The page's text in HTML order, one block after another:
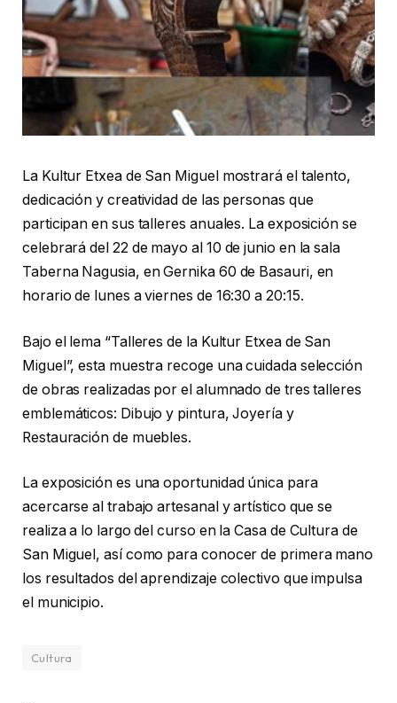
La Kultur Etxea de San Miguel mostrará el talento,
dedicación y creatividad de las personas que
participan en sus talleres anuales. La exposición se
celebrará del 22 de mayo al 10 de junio en la sala
Taberna Nagusia, en Gernika 60 de Basauri, en
horario de lunes a viernes de 16:30 a 20:15.
Bajo el lema “Talleres de la Kultur Etxea de San
Miguel”, esta muestra recoge una cuidada selección
de obras realizadas por el alumnado de tres talleres
emblemáticos: Dibujo y pintura, Joyería y
Restauración de muebles.
La exposición es una oportunidad única para
acercarse al trabajo artesanal y artístico que se
realiza a lo largo del curso en la Casa de Cultura de
San Miguel, así como para conocer de primera mano
los resultados del aprendizaje colectivo que impulsa
el municipio.
Cultura